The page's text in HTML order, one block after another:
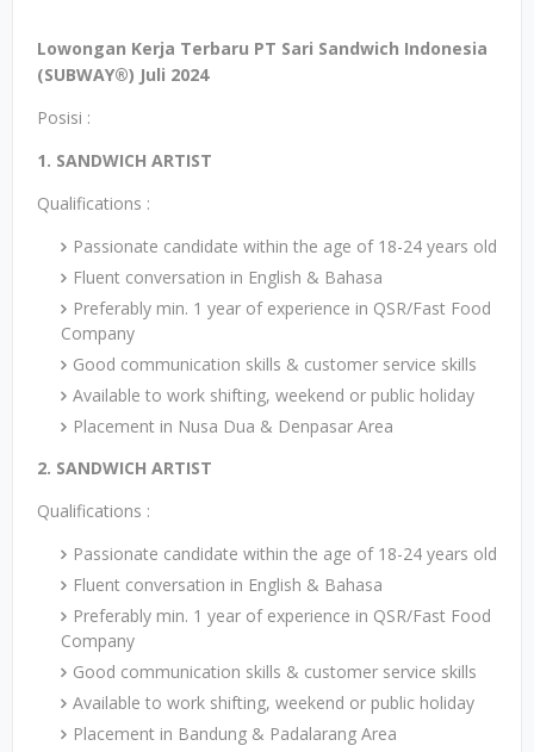
Lowongan Kerja Terbaru PT Sari Sandwich Indonesia
(SUBWAY®) Juli 2024
Posisi :
1. SANDWICH ARTIST
Qualifications :
Passionate candidate within the age of 18-24 years old
Fluent conversation in English & Bahasa
Preferably min. 1 year of experience in QSR/Fast Food
Company
Good communication skills & customer service skills
Available to work shifting, weekend or public holiday
Placement in Nusa Dua & Denpasar Area
2. SANDWICH ARTIST
Qualifications :
Passionate candidate within the age of 18-24 years old
Fluent conversation in English & Bahasa
Preferably min. 1 year of experience in QSR/Fast Food
Company
Good communication skills & customer service skills
Available to work shifting, weekend or public holiday
Placement in Bandung & Padalarang Area